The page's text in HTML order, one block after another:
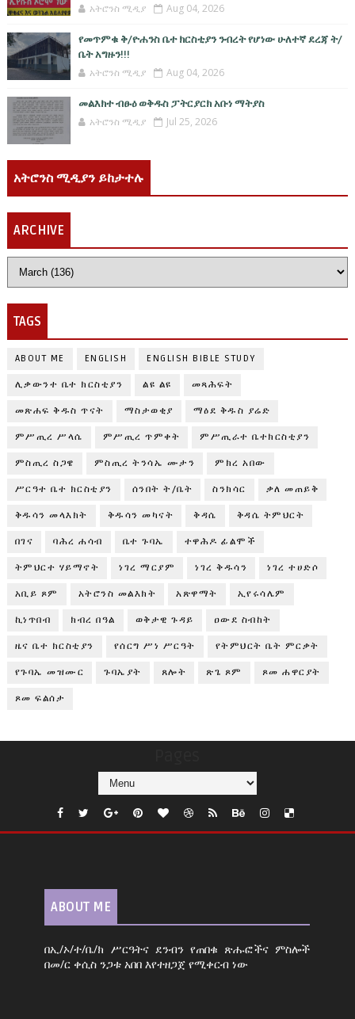
አትሮንስ ሚዲያ Aug 04, 2026
የመጥምቁ ቅ/ዮሐንስ ቤተ ክርስቲያን ንብረት የሆነው ሁለተኛ ደረጃ ት/
ቤት አግዙን!!!
አትሮንስ ሚዲያ Aug 04, 2026
መልእክተ ብፁዕ ወቅዱስ ፓትርያርክ አቡነ ማትያስ
አትሮንስ ሚዲያ Jul 25, 2026
አትሮንስ ሚዲያን ይከታተሉ
ARCHIVE
TAGS
ABOUT ME ENGLISH ENGLISH BIBLE STUDY
ሊቃውንተ ቤተ ክርስቲያን ልዩ ልዩ መጻሕፍት
መጽሐፍ ቅዱስ ጥናት ማስታወቂያ ማዕደ ቅዱስ ያሬድ
ምሥጢረ ሥላሴ ምሥጢረ ጥምቀት ምሥጢራተ ቤተክርስቲያን
ምስጢረ ስጋዌ ምስጢረ ትንሳኤ ሙታን ምክረ አበው
ሥርዓተ ቤተ ክርስቲያን ሰንበት ት/ቤት ስንክሳር ቃለ መጠይቅ
ቅዱሳን መላእክት ቅዱሳን መካናት ቅዳሴ ቅዳሴ ትምህርት
በገና ባሕረ ሐሳብ ቤተ ጉባኤ ተዋሕዶ ፊልሞች
ትምህርተ ሃይማኖት ነገረ ማርያም ነገረ ቅዱሳን ነገረ ተሀድሶ
አቢይ ጾም አትሮንስ መልእክት አጽዋማት ኢየሩሳሌም
ኪነጥበብ ክብረ በዓል ወቅታዊ ጉዳይ ዐውደ ስብከት
ዜና ቤተ ክርስቲያን የሰርግ ሥነ ሥርዓት የትምህርት ቤት ምርቃት
የጉባኤ መዝሙር ጉባኤያት ጸሎት ጽጌ ጾም ጾመ ሐዋርያት
ጾመ ፍልሰታ
ABOUT ME
በኢ/ኦ/ተ/ቤ/ክ ሥርዓትና ደንብን የጠበቁ ጽሑፎችና ምስሎች
በመ/ር ቀሲስ ንጋቱ አበበ እየተዘጋጀ የሚቀርብ ነው